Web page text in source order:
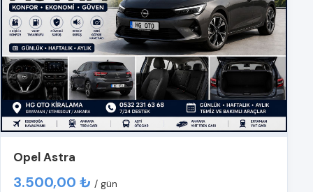
Opel Astra
3.500,00 ₺ / gün